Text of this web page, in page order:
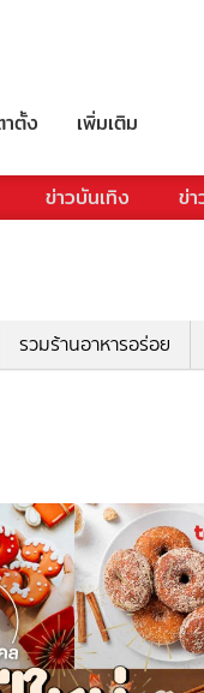
ตั้ง เพิ่มเติม
ข่าวบันเทิง ข่
รวมร้านอาหารอร่อย